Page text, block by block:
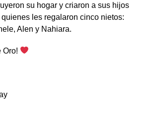
su hogar y criaron a sus hijos
les regalaron cinco nietos:
Alen y Nahiara.
Oro!